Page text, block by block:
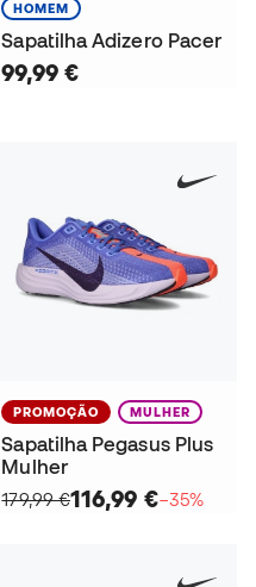
HOMEM
Sapatilha Adizero Pacer
99,99 €
PROMOÇÃO MULHER
Sapatilha Pegasus Plus
Mulher
179,99 €116,99 €−35%